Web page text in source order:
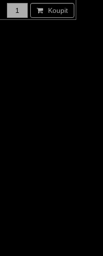
Koupit